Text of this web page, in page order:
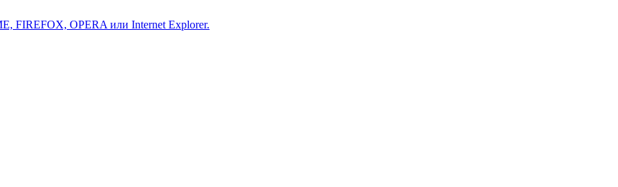
FIREFOX, OPERA или Internet Explorer.